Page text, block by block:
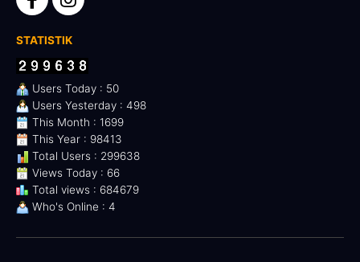
STATISTIK
Users Today : 50
Users Yesterday : 498
This Month : 1699
This Year : 98413
Total Users : 299638
Views Today : 66
Total views : 684679
Who's Online : 4